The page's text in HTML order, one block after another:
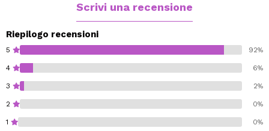
Scrivi una recensione
Riepilogo recensioni
5 92%
4 6%
3 2%
2 0%
1 0%